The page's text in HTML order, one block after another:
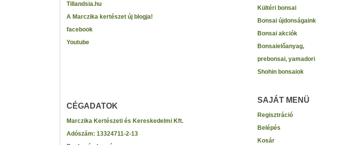
Tillandsia.hu
A Marczika kertészet új blogja!
facebook
Youtube
Kültéri bonsai
Bonsai újdonságaink
Bonsai akciók
Bonsaielőanyag,
prebonsai, yamadori
Shohin bonsaiok
CÉGADATOK
Marczika Kertészeti és Kereskedelmi Kft.
Adószám: 13324711-2-13
SAJÁT MENÜ
Regisztráció
Belépés
Kosár